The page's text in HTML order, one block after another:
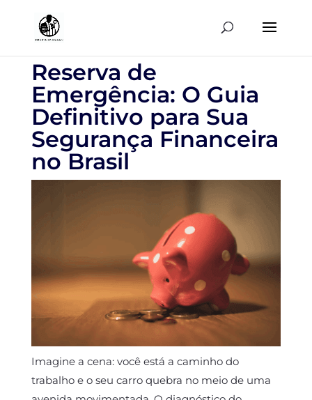
Reserva de
Emergência: O Guia
Definitivo para Sua
Segurança Financeira
no Brasil
Imagine a cena: você está a caminho do
trabalho e o seu carro quebra no meio de uma